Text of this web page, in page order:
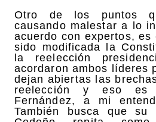
Otro de los puntos
causando malestar a lo
acuerdo con expertos,
sido modificada la
la reelección
acordaron ambos líderes
dejan abiertas las
reelección y eso
Fernández, a mi
También busca que su